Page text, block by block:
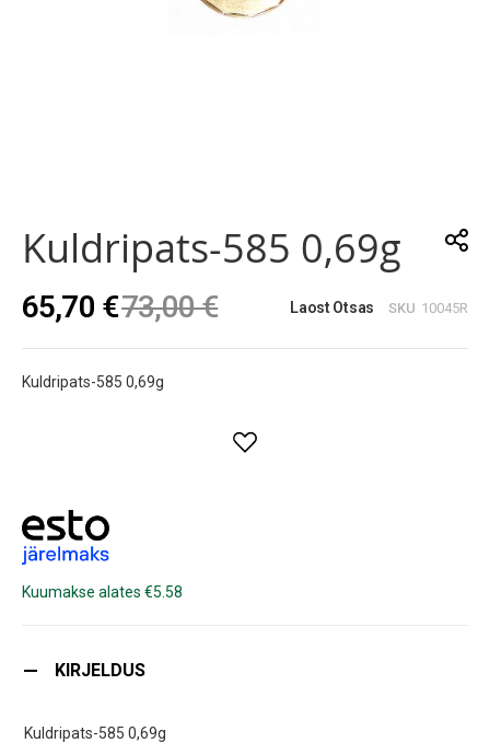
beginning
of
images
gallery
Kuldripats-585 0,69g
65,70 €73,00 € Laost Otsas SKU 10045R
Kuldripats-585 0,69g
Kuumakse alates €5.58
KIRJELDUS
Kuldripats-585 0,69g